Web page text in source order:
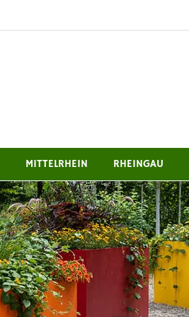
MITTELRHEIN RHEINGAU